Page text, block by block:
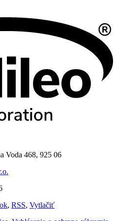
Voda 468, 925 06
, RSS, Vytlačiť